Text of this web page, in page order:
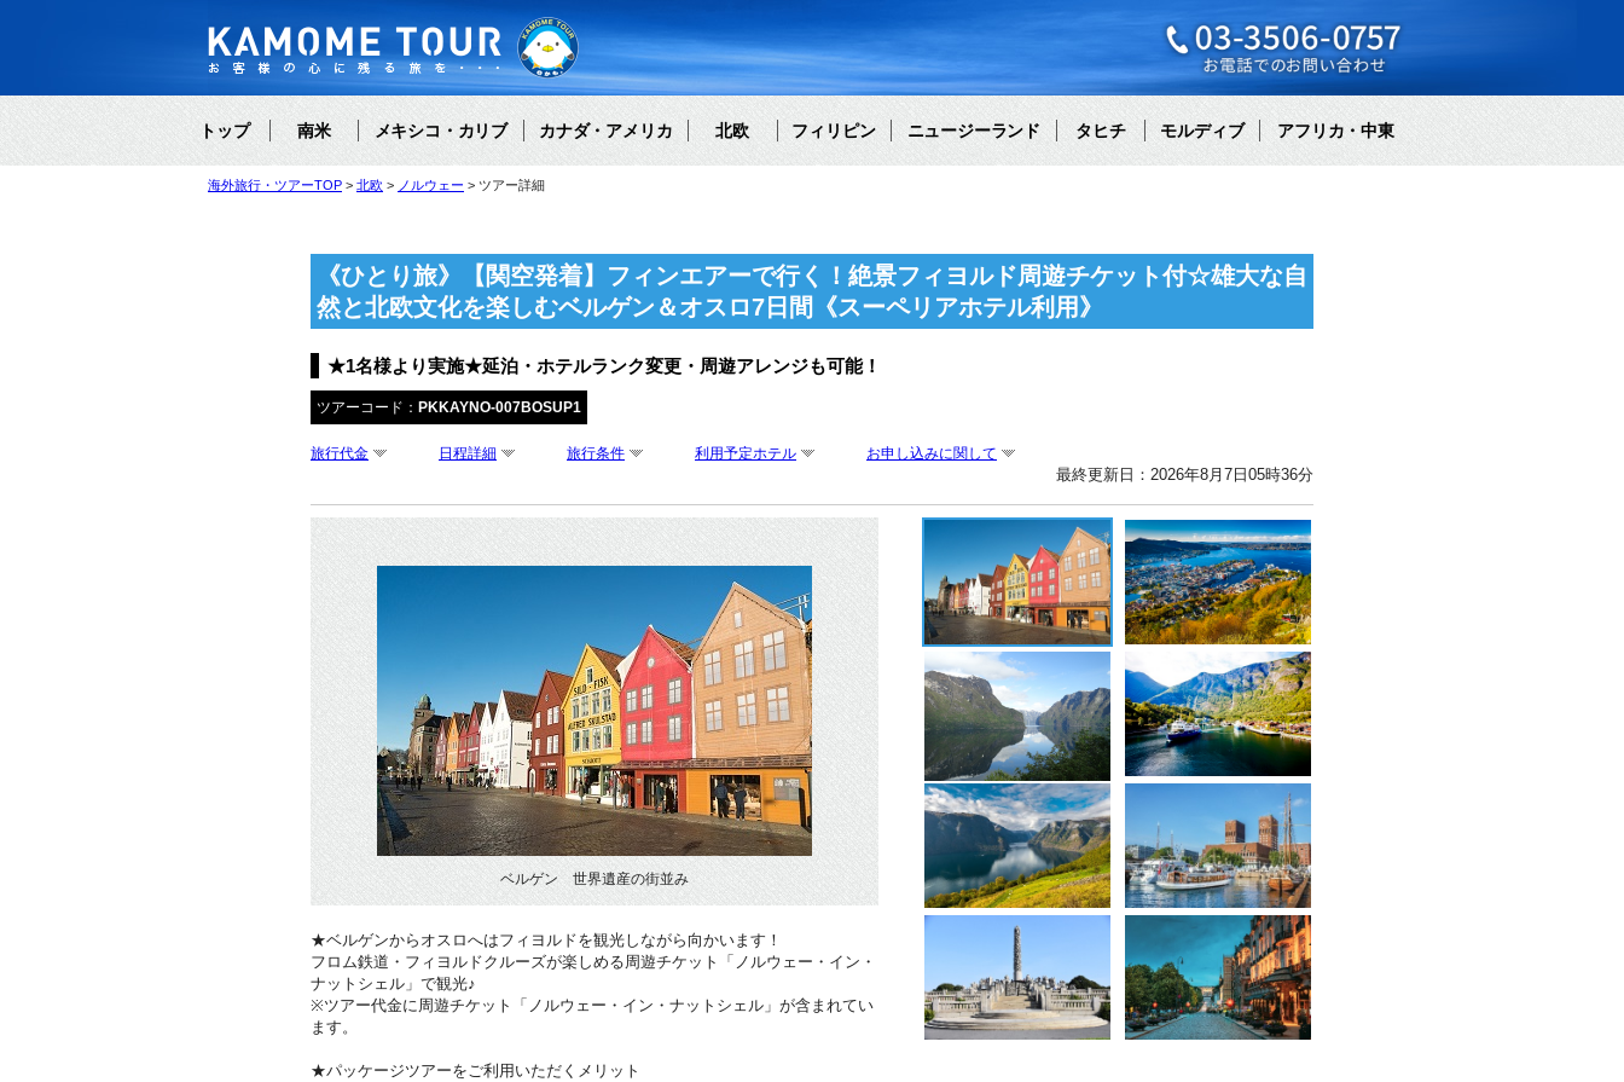
トップ 南米 メキシコ・カリブ カナダ・アメリカ 北欧 フィリピン ニュージーランド タヒチ モルディブ アフリカ・中東
海外旅行・ツアーTOP 北欧 ノルウェー ツアー詳細
《ひとり旅》【関空発着】フィンエアーで行く！絶景フィヨルド周遊チケット付☆雄大な自
然と北欧文化を楽しむベルゲン＆オスロ7日間《スーペリアホテル利用》
★1名様より実施★延泊・ホテルランク変更・周遊アレンジも可能！
ツアーコード： PKKAYNO-007BOSUP1
旅行代金 日程詳細 旅行条件 利用予定ホテル お申し込みに関して
最終更新日：2026年8月7日05時36分
ベルゲン 世界遺産の街並み
★ベルゲンからオスロへはフィヨルドを観光しながら向かいます！
フロム鉄道・フィヨルドクルーズが楽しめる周遊チケット「ノルウェー・イン・
ナットシェル」で観光♪
※ツアー代金に周遊チケット「ノルウェー・イン・ナットシェル」が含まれてい
ます。
★パッケージツアーをご利用いただくメリット